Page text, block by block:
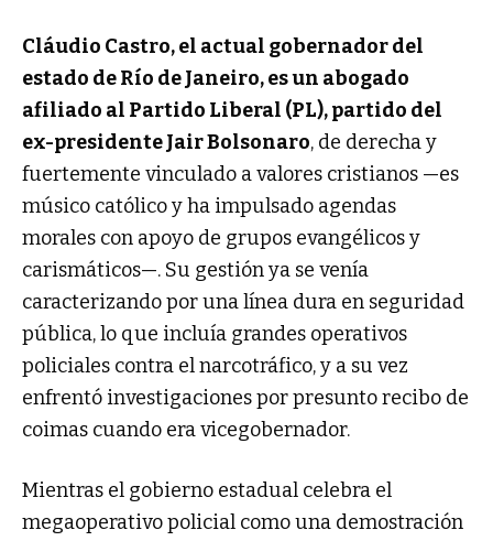
Cláudio Castro, el actual gobernador del
estado de Río de Janeiro, es un abogado
afiliado al Partido Liberal (PL), partido del
ex-presidente Jair Bolsonaro, de derecha y
fuertemente vinculado a valores cristianos —es
músico católico y ha impulsado agendas
morales con apoyo de grupos evangélicos y
carismáticos—. Su gestión ya se venía
caracterizando por una línea dura en seguridad
pública, lo que incluía grandes operativos
policiales contra el narcotráfico, y a su vez
enfrentó investigaciones por presunto recibo de
coimas cuando era vicegobernador.
Mientras el gobierno estadual celebra el
megaoperativo policial como una demostración